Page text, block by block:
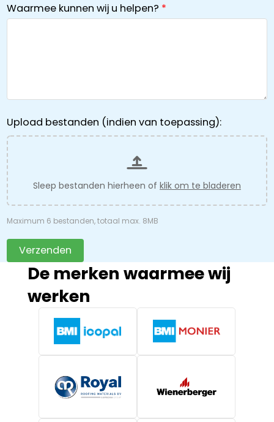
Waarmee kunnen wij u helpen?
Upload bestanden (indien van toepassing):
Sleep bestanden hierheen of klik om te bladeren
Maximum 6 bestanden, totaal max. 8MB
Verzenden
De merken waarmee wij
werken